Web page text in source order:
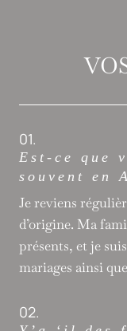
01.
Est-ce que
souvent en
Je reviens
d’origine. Ma
présents, et je
mariages ainsi
02.